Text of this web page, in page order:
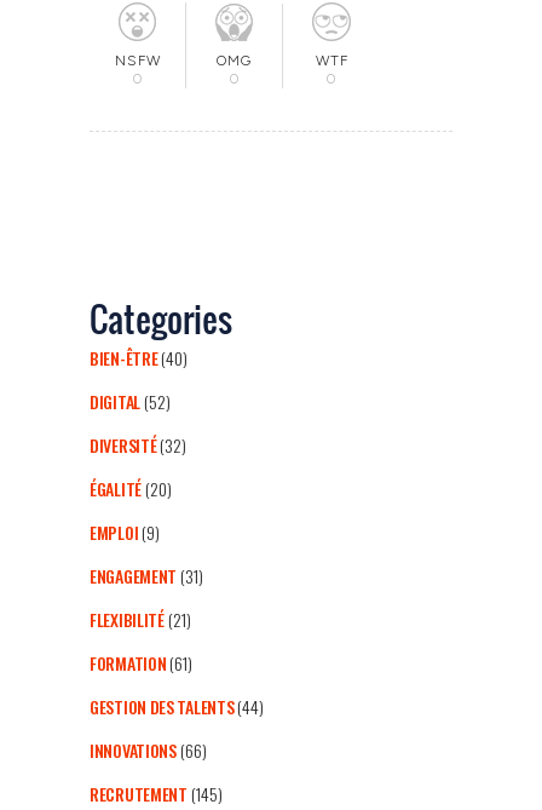
NSFW
0
OMG
0
WTF
0
Categories
BIEN-ÊTRE(40)
DIGITAL(52)
DIVERSITÉ(32)
ÉGALITÉ(20)
EMPLOI(9)
ENGAGEMENT(31)
FLEXIBILITÉ(21)
FORMATION(61)
GESTION DES TALENTS(44)
INNOVATIONS(66)
RECRUTEMENT(145)